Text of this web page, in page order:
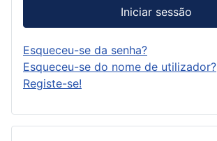
Iniciar sessão
Esqueceu-se da senha?
Esqueceu-se do nome de utilizador?
Registe-se!